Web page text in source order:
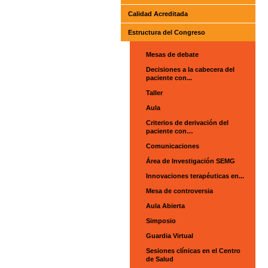
Calidad Acreditada
Estructura del Congreso
Mesas de debate
Decisiones a la cabecera del
paciente con...
Taller
Aula
Criterios de derivación del
paciente con…
Comunicaciones
Área de Investigación SEMG
Innovaciones terapéuticas en...
Mesa de controversia
Aula Abierta
Simposio
Guardia Virtual
Sesiones clínicas en el Centro
de Salud